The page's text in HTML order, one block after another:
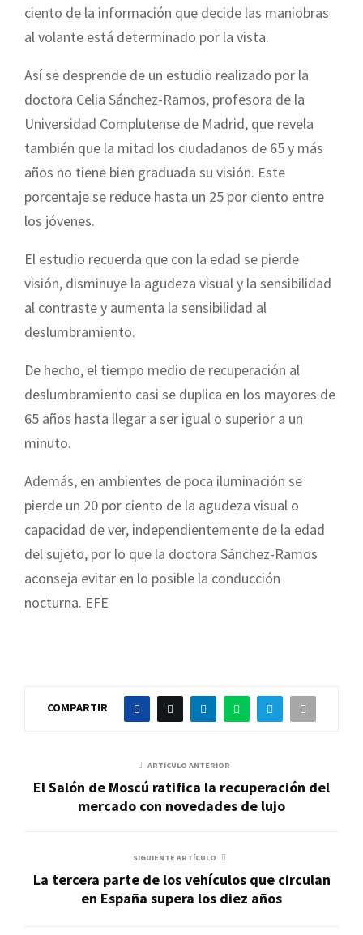
ciento de la información que decide las maniobras
al volante está determinado por la vista.
Así se desprende de un estudio realizado por la
doctora Celia Sánchez-Ramos, profesora de la
Universidad Complutense de Madrid, que revela
también que la mitad los ciudadanos de 65 y más
años no tiene bien graduada su visión. Este
porcentaje se reduce hasta un 25 por ciento entre
los jóvenes.
El estudio recuerda que con la edad se pierde
visión, disminuye la agudeza visual y la sensibilidad
al contraste y aumenta la sensibilidad al
deslumbramiento.
De hecho, el tiempo medio de recuperación al
deslumbramiento casi se duplica en los mayores de
65 años hasta llegar a ser igual o superior a un
minuto.
Además, en ambientes de poca iluminación se
pierde un 20 por ciento de la agudeza visual o
capacidad de ver, independientemente de la edad
del sujeto, por lo que la doctora Sánchez-Ramos
aconseja evitar en lo posible la conducción
nocturna. EFE
COMPARTIR
ARTÍCULO ANTERIOR
El Salón de Moscú ratifica la recuperación del
mercado con novedades de lujo
SIGUIENTE ARTÍCULO
La tercera parte de los vehículos que circulan
en España supera los diez años